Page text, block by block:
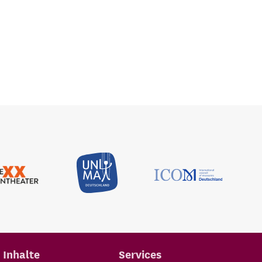
Inhalte Services